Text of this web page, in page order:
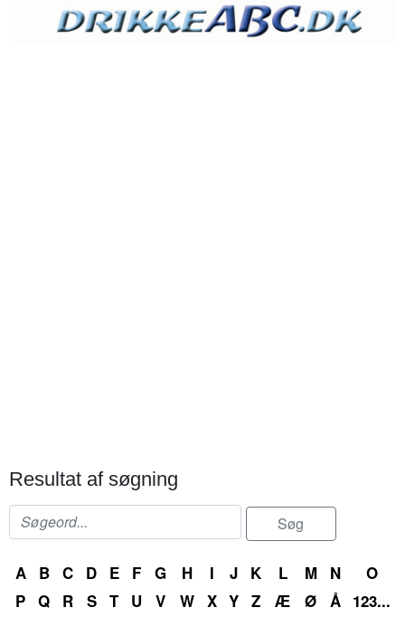
Resultat af søgning
A B C D E F G H I J K L M N
O
P Q R S T U V W X Y Z Æ Ø Å 123...